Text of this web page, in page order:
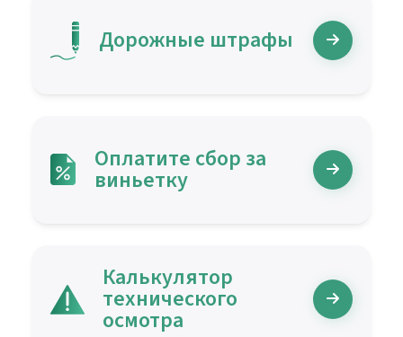
Дорожные штрафы
Оплатите сбор за
виньетку
Калькулятор
технического
осмотра